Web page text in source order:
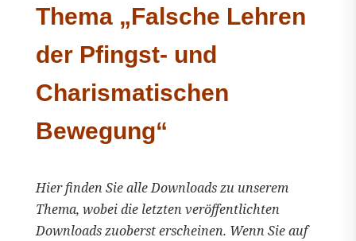
Thema „Falsche Lehren
der Pfingst- und
Charismatischen
Bewegung“
Hier finden Sie alle Downloads zu unserem
Thema, wobei die letzten veröffentlichten
Downloads zuoberst erscheinen. Wenn Sie auf